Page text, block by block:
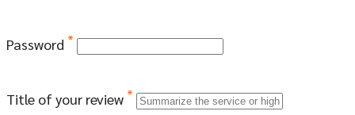
Password *
Title of your review *